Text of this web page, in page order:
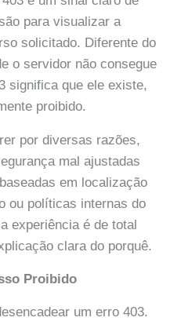
para visualizar a
solicitado. Diferente do
o servidor não consegue
significa que ele existe,
proibido.
por diversas razões,
mal ajustadas
em localização
ou políticas internas do
experiência é de total
clara do porquê.
Proibido
um erro 403.